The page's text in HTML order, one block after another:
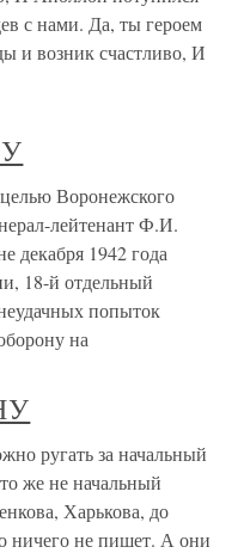
с нами. Да, ты героем
и возник счастливо, И
Воронежского
лейтенант Ф.И.
декабря 1942 года
18-й отдельный
попыток
на
ругать за начальный
же не начальный
Харькова, до
ничего не пишет. А они